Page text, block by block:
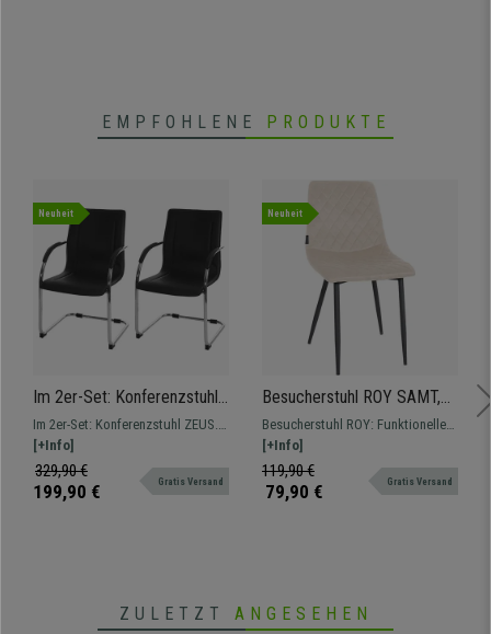
EMPFOHLENE PRODUKTE
Neuheit
Im 2er-Set: Konferenzstuhl
ZEUS, Metallgestell,
exklusives Design,
Lederbezug, Farbe Schwarz
Im 2er-Set: Konferenzstuhl ZEUS.
Ein exklusives Modell mit breiter
Sitzmulde und Rückenlehne,
hochwertiger Kunstlederbezug.
[+Info]
329,90 €
199,90 € Gratis Versand
Neuheit
Besucherstuhl ROY SAMT,
stabiles Vierfuß-Gestell aus
Metall, Samtbezug, Farbe
Creme
Besucherstuhl ROY: Funktionelles,
modernes und schlichtes Design.
Erhältlich mit Stoff- und
Samtbezug
[+Info]
119,90 €
79,90 € Gratis Versand
ZULETZT ANGESEHEN